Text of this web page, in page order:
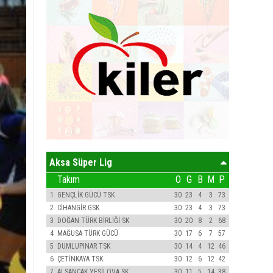
Aksa Süper Lig
Takım
O G B M P
1 GENÇLİK GÜCÜ TSK 30 23 4 3
73
2 CİHANGİR GSK 30 23 4 3
73
3 DOĞAN TÜRK BİRLİĞİ SK 30 20 8 2
68
4 MAĞUSA TÜRK GÜCÜ 30 17 6 7
57
5 DUMLUPINAR TSK 30 14 4 12 46
6 ÇETİNKAYA TSK 30 12 6 12 42